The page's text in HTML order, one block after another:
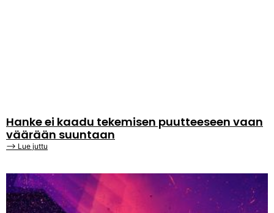
Hanke ei kaadu tekemisen puutteeseen vaan
väärään suuntaan
⟶ Lue juttu